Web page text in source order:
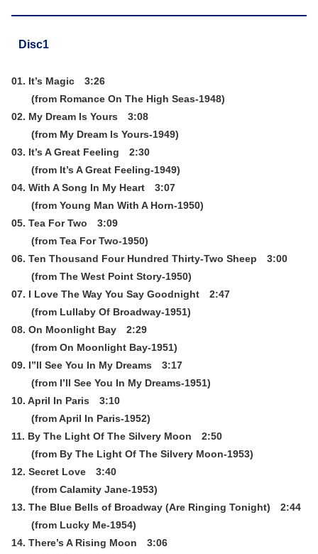
Disc1
01. It’s Magic 3:26
(from Romance On The High Seas-1948)
02. My Dream Is Yours 3:08
(from My Dream Is Yours-1949)
03. It’s A Great Feeling 2:30
(from It’s A Great Feeling-1949)
04. With A Song In My Heart 3:07
(from Young Man With A Horn-1950)
05. Tea For Two 3:09
(from Tea For Two-1950)
06. Ten Thousand Four Hundred Thirty-Two Sheep 3:00
(from The West Point Story-1950)
07. I Love The Way You Say Goodnight 2:47
(from Lullaby Of Broadway-1951)
08. On Moonlight Bay 2:29
(from On Moonlight Bay-1951)
09. I”ll See You In My Dreams 3:17
(from I’ll See You In My Dreams-1951)
10. April In Paris 3:10
(from April In Paris-1952)
11. By The Light Of The Silvery Moon 2:50
(from By The Light Of The Silvery Moon-1953)
12. Secret Love 3:40
(from Calamity Jane-1953)
13. The Blue Bells of Broadway (Are Ringing Tonight) 2:44
(from Lucky Me-1954)
14. There’s A Rising Moon 3:06